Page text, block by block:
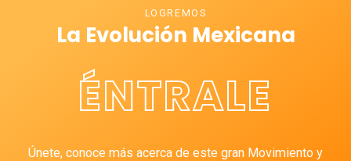
LOGREMOS
La Evolución Mexicana
ÉNTRALE
Únete, conoce más acerca de este gran Movimiento y